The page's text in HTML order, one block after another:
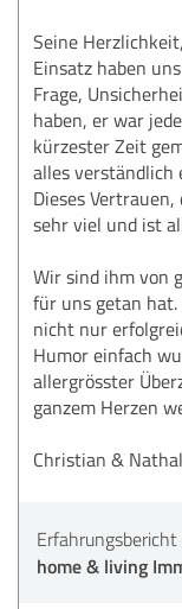
Seine
Einsatz haben
Frage,
haben, er war
kürzester Zeit
alles verständlich
Dieses
sehr viel und ist
Wir sind ihm von
für uns getan
nicht nur
Humor einfach
allergrösster
ganzem Herzen
Christian &
home & living